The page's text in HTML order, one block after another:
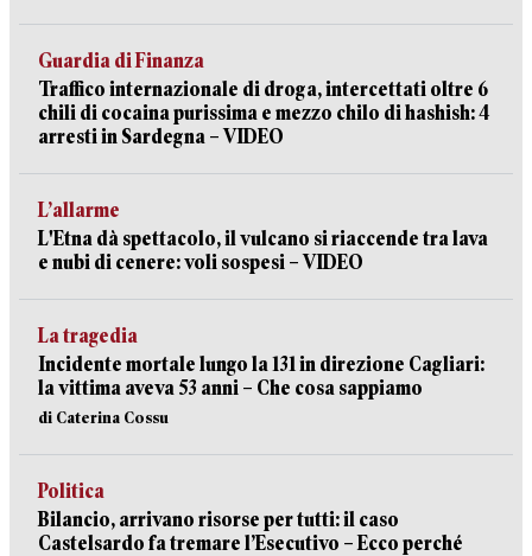
Guardia di Finanza
Traffico internazionale di droga, intercettati oltre 6
chili di cocaina purissima e mezzo chilo di hashish: 4
arresti in Sardegna – VIDEO
L’allarme
L'Etna dà spettacolo, il vulcano si riaccende tra lava
e nubi di cenere: voli sospesi – VIDEO
La tragedia
Incidente mortale lungo la 131 in direzione Cagliari:
la vittima aveva 53 anni – Che cosa sappiamo
di Caterina Cossu
Politica
Bilancio, arrivano risorse per tutti: il caso
Castelsardo fa tremare l’Esecutivo – Ecco perché